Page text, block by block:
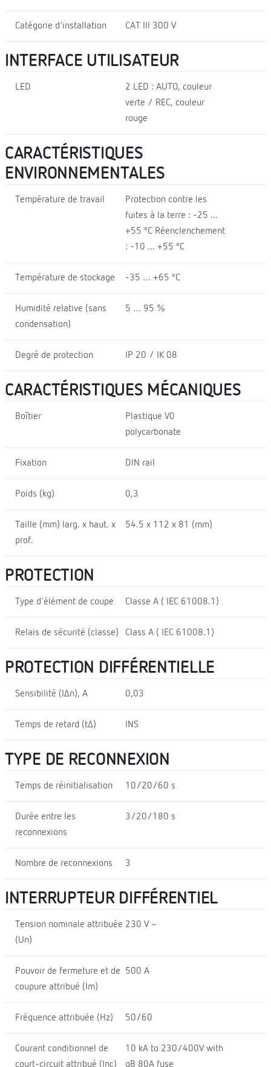
Catégorie d'installation CAT III 300 V
INTERFACE UTILISATEUR
LED
2 LED : AUTO, couleur
verte / REC, couleur
rouge
CARACTÉRISTIQUES
ENVIRONNEMENTALES
Température de travail
Protection contre les
fuites à la terre : -25 ...
+55 ºC Réenclenchement
: -10 ... +55 ºC
Température de stockage -35 … +65 ºC
Humidité relative (sans
condensation)
5 … 95 %
Degré de protection IP 20 / IK 08
CARACTÉRISTIQUES MÉCANIQUES
Boîtier
Plastique V0
polycarbonate
Fixation DIN rail
Poids (kg) 0,3
Taille (mm) larg. x haut. x
prof.
54.5 x 112 x 81 (mm)
PROTECTION
Type d'élément de coupe Classe A ( IEC 61008.1)
Relais de sécurité (classe) Class A ( IEC 61008.1)
PROTECTION DIFFÉRENTIELLE
Sensibilité (IΔn), A 0,03
Temps de retard (tΔ) INS
TYPE DE RECONNEXION
Temps de réinitialisation 10/20/60 s
Durée entre les
reconnexions
3/20/180 s
Nombre de reconnexions 3
INTERRUPTEUR DIFFÉRENTIEL
Tension nominale attribuée
(Un)
230 V ~
Pouvoir de fermeture et de
coupure attribué (Im)
500 A
Fréquence attribuée (Hz) 50/60
Courant conditionnel de
court-circuit attribué (Inc)
10 kA to 230/400V with
gB 80A fuse